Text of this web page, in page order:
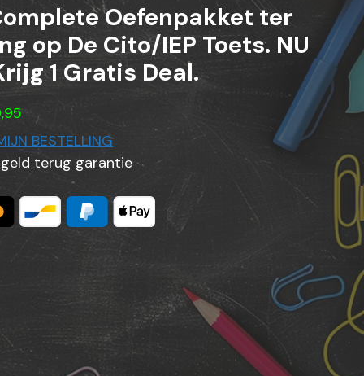
Oefenpakket ter
op De Cito/IEP Toets. NU
1 Gratis Deal.
BESTELLING
terug garantie